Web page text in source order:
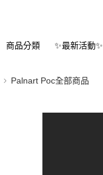
商品分類 ✨最新活動✨
Palnart Poc全部商品